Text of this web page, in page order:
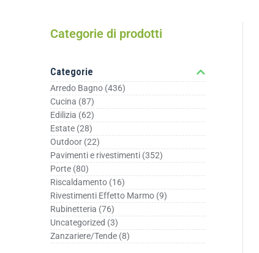
Categorie di prodotti
Categorie
Arredo Bagno (436)
Cucina (87)
Edilizia (62)
Estate (28)
Outdoor (22)
Pavimenti e rivestimenti (352)
Porte (80)
Riscaldamento (16)
Rivestimenti Effetto Marmo (9)
Rubinetteria (76)
Uncategorized (3)
Zanzariere/Tende (8)